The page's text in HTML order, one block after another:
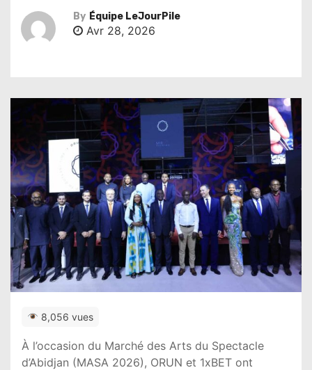
By Équipe LeJourPile
Avr 28, 2026
8,056 vues
À l’occasion du Marché des Arts du Spectacle
d’Abidjan (MASA 2026), ORUN et 1xBET ont